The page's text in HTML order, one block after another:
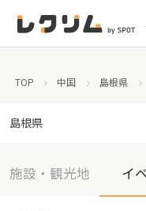
TOP 中国 島根県
島根県
施設・観光地 イ